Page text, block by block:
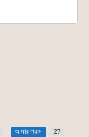
আমার গ্রাম 27